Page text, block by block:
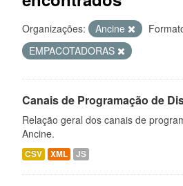
Organizações: Ancine
EMPACOTADORAS
Canais de Programação de
Relação geral dos canais de
Ancine.
CSV XML JS